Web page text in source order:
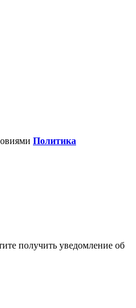
Политика
получить уведомление об